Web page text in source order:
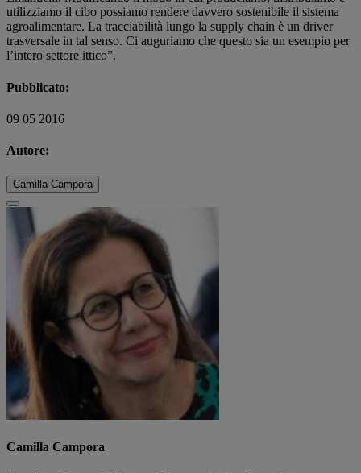
utilizziamo il cibo possiamo rendere davvero sostenibile il sistema
agroalimentare. La tracciabilità lungo la supply chain è un driver
trasversale in tal senso. Ci auguriamo che questo sia un esempio per
l’intero settore ittico”.
Pubblicato:
09 05 2016
Autore:
Camilla Campora
Camilla Campora